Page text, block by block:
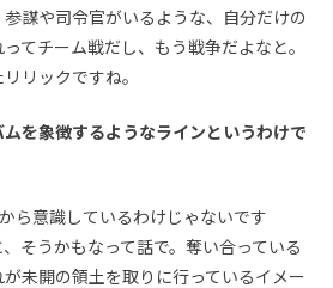
謀や司令官がいるような、自分だけの
てチーム戦だし、もう戦争だよなと。
リックですね。
を象徴するようなラインというわけで
ら意識しているわけじゃないです
、そうかもなって話で。奪い合っている
未開の領土を取りに行っているイメー